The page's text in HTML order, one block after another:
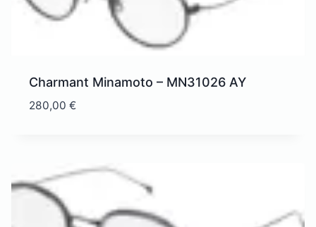
Charmant Minamoto – MN31026 AY
280,00€